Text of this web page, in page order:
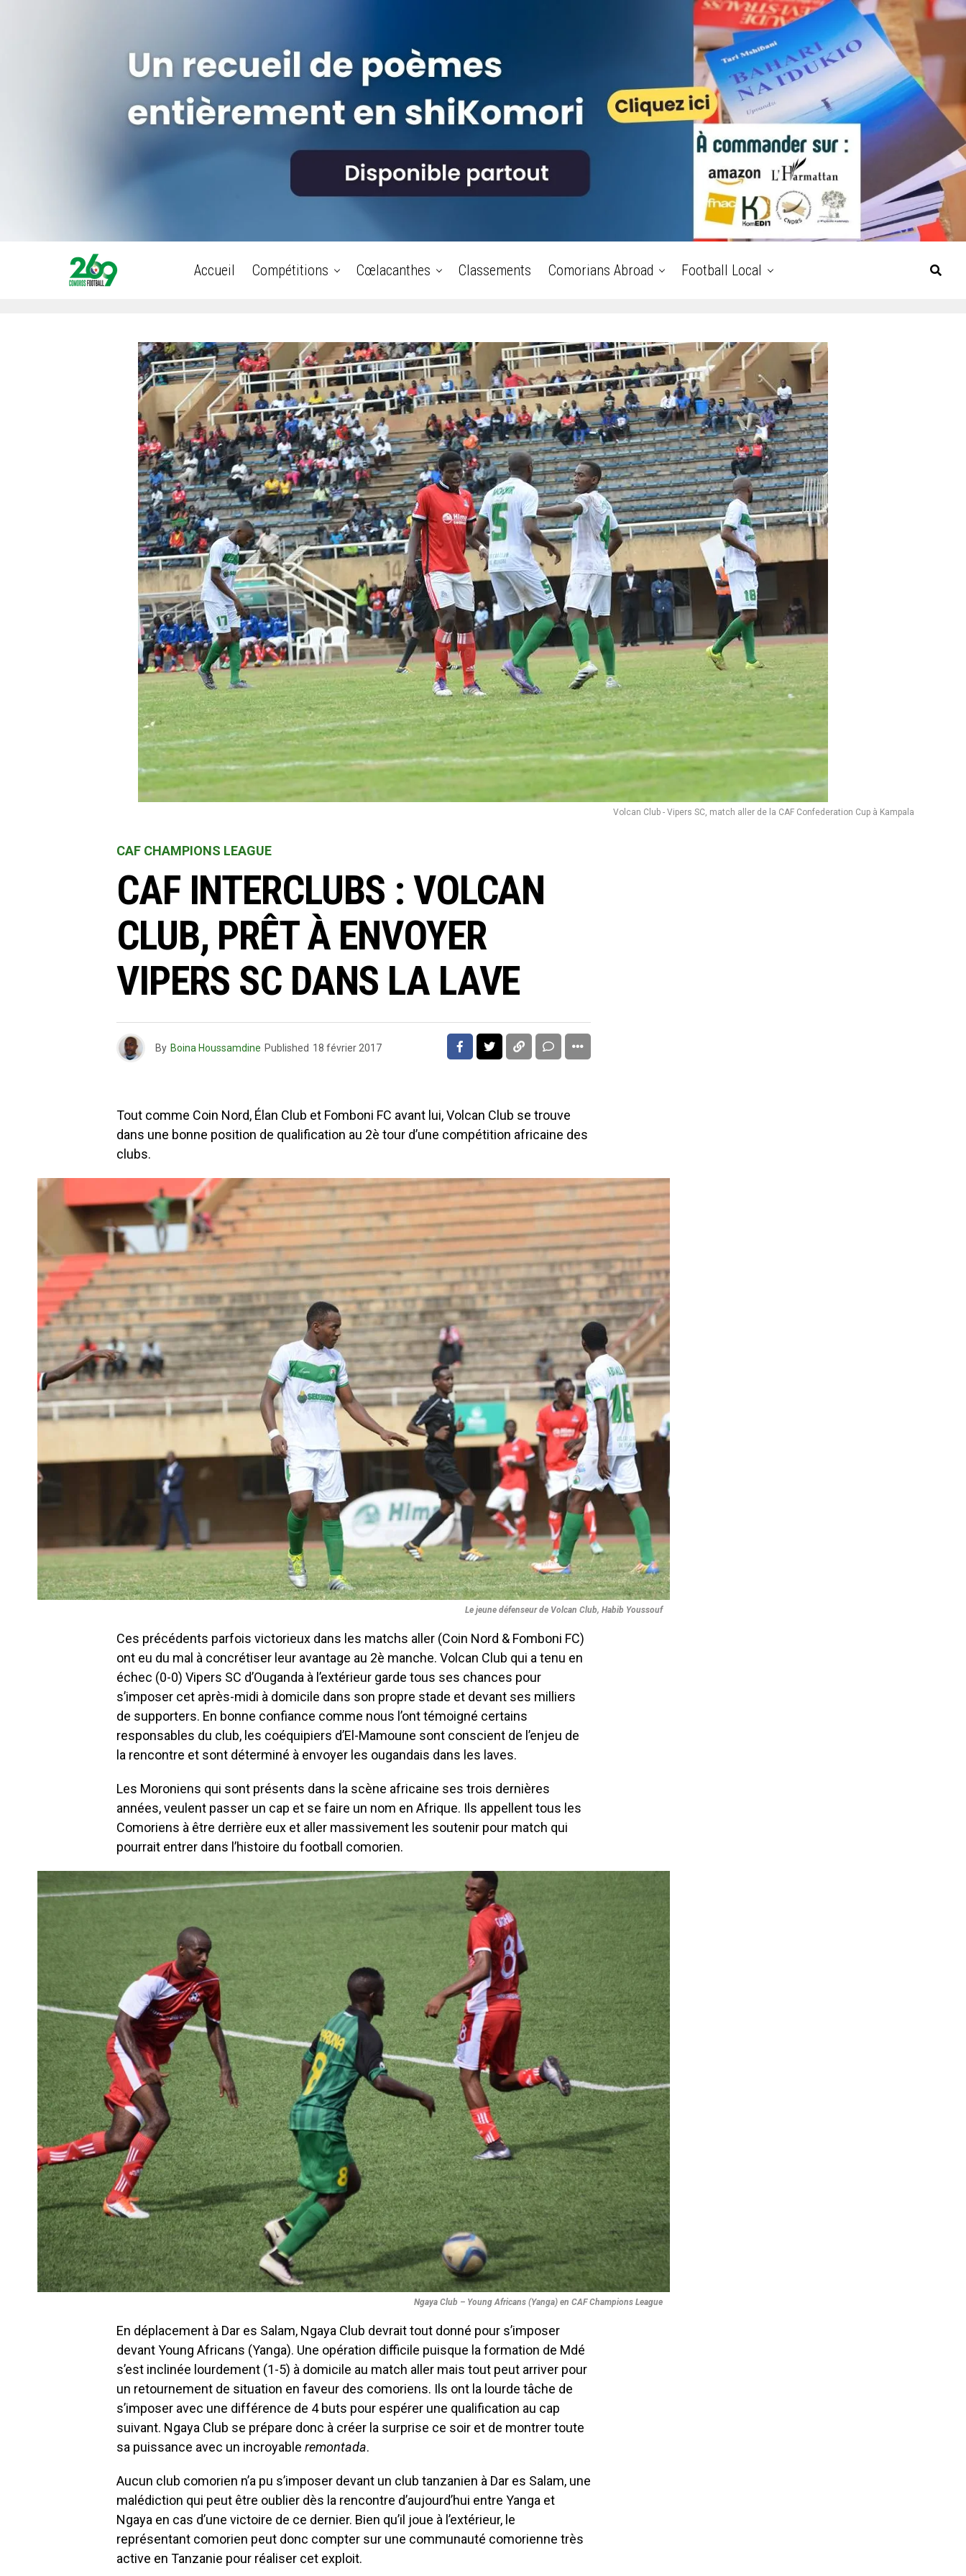
Accueil Compétitions Cœlacanthes Classements Comorians Abroad Football Local
Volcan Club - Vipers SC, match aller de la CAF Confederation Cup à Kampala
CAF CHAMPIONS LEAGUE
CAF INTERCLUBS : VOLCAN
CLUB, PRÊT À ENVOYER
VIPERS SC DANS LA LAVE
By Boina Houssamdine Published 18 février 2017
Tout comme Coin Nord, Élan Club et Fomboni FC avant lui, Volcan Club se trouve
dans une bonne position de qualification au 2è tour d’une compétition africaine des
clubs.
Le jeune défenseur de Volcan Club, Habib Youssouf
Ces précédents parfois victorieux dans les matchs aller (Coin Nord & Fomboni FC)
ont eu du mal à concrétiser leur avantage au 2è manche. Volcan Club qui a tenu en
échec (0-0) Vipers SC d’Ouganda à l’extérieur garde tous ses chances pour
s’imposer cet après-midi à domicile dans son propre stade et devant ses milliers
de supporters. En bonne confiance comme nous l’ont témoigné certains
responsables du club, les coéquipiers d’El-Mamoune sont conscient de l’enjeu de
la rencontre et sont déterminé à envoyer les ougandais dans les laves.
Les Moroniens qui sont présents dans la scène africaine ses trois dernières
années, veulent passer un cap et se faire un nom en Afrique. Ils appellent tous les
Comoriens à être derrière eux et aller massivement les soutenir pour match qui
pourrait entrer dans l’histoire du football comorien.
Ngaya Club – Young Africans (Yanga) en CAF Champions League
En déplacement à Dar es Salam, Ngaya Club devrait tout donné pour s’imposer
devant Young Africans (Yanga). Une opération difficile puisque la formation de Mdé
s’est inclinée lourdement (1-5) à domicile au match aller mais tout peut arriver pour
un retournement de situation en faveur des comoriens. Ils ont la lourde tâche de
s’imposer avec une différence de 4 buts pour espérer une qualification au cap
suivant. Ngaya Club se prépare donc à créer la surprise ce soir et de montrer toute
sa puissance avec un incroyable remontada.
Aucun club comorien n’a pu s’imposer devant un club tanzanien à Dar es Salam, une
malédiction qui peut être oublier dès la rencontre d’aujourd’hui entre Yanga et
Ngaya en cas d’une victoire de ce dernier. Bien qu’il joue à l’extérieur, le
représentant comorien peut donc compter sur une communauté comorienne très
active en Tanzanie pour réaliser cet exploit.